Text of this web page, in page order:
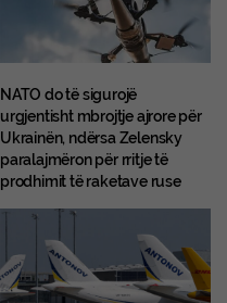
NATO do të sigurojë
urgjentisht mbrojtje ajrore për
Ukrainën, ndërsa Zelensky
paralajmëron për rritje të
prodhimit të raketave ruse